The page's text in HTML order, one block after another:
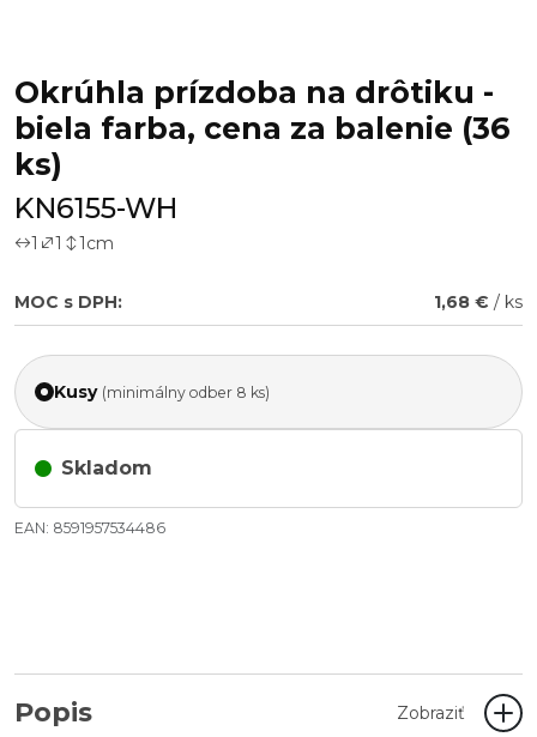
Okrúhla prízdoba na drôtiku -
biela farba, cena za balenie (36
ks)
KN6155-WH
1 1 1cm
MOC s DPH: 1,68 € / ks
Kusy (minimálny odber 8 ks)
Skladom
EAN: 8591957534486
Popis Zobraziť